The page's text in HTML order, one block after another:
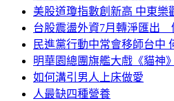
美股道瓊指數創新高 中東樂
台股震盪外資7月轉淨匯出
民進黨行動中常會移師台中
明華園總團旗艦大戲《貓神
如何溝引男人上床做愛
人最缺四種營養